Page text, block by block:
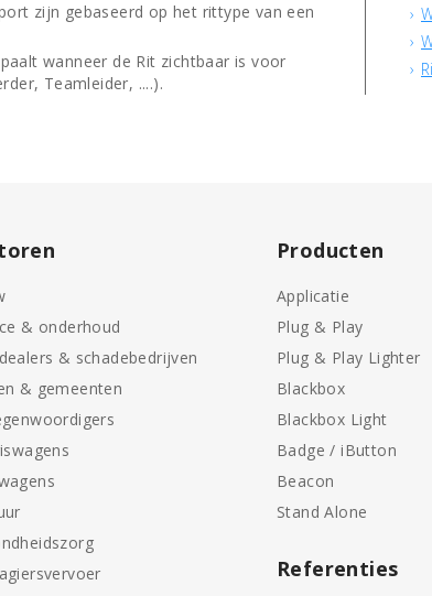
zijn gebaseerd op het rittype van een
wanneer de Rit zichtbaar is voor
Teamleider, ....).
& onderhoud
& schadebedrijven
& gemeenten
Producten
Applicatie
Plug & Play
Plug & Play Lighter
Blackbox
Blackbox Light
Badge / iButton
Beacon
Stand Alone
Referenties